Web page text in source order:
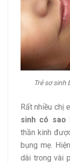
Trẻ sơ sinh
Rất nhiều chị
sinh có sao
thần kinh
bụng mẹ.
dài trong vài